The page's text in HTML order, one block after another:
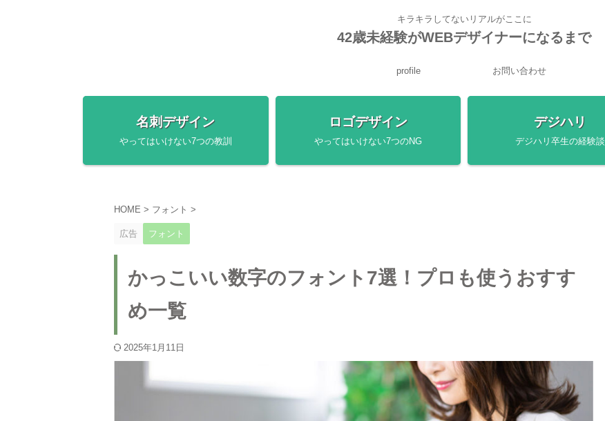
キラキラしてないリアルがここに
42歳未経験がWEBデザイナーになるまで
profile お問い合わせ
名刺デザイン
やってはいけない7つの教訓
ロゴデザイン
やってはいけない7つのNG
デジハリ
デジハリ卒生の経験談
HOME > フォント >
広告 フォント
かっこいい数字のフォント7選！プロも使うおすす
め一覧
2025年1月11日